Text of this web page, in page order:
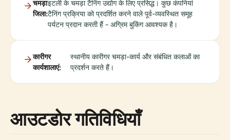
चमड़ा
जिला:
इटली के चमड़ा टैनिंग उद्योग के लिए प्रसिद्ध। कुछ कंपनियां
टैनिंग प्रक्रिया को प्रदर्शित करने वाले पूर्व-व्यवस्थित समूह
पर्यटन प्रदान करती हैं - अग्रिम बुकिंग आवश्यक है।
कारीगर
कार्यशालाएं:
स्थानीय कारीगर चमड़ा-कार्य और संबंधित कलाओं का
प्रदर्शन करते हैं।
आउटडोर गतिविधियाँ